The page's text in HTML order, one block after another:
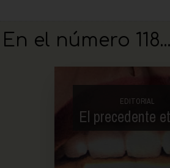
En el número 118...
EDITORIAL
El precedente